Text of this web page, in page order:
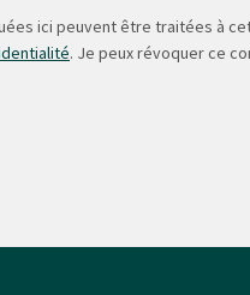
ici peuvent être traitées à
. Je peux révoquer ce